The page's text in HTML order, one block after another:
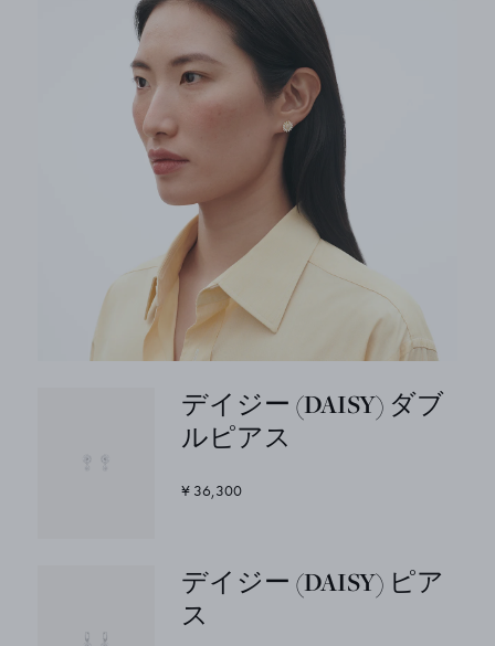
デイジー (DAISY) ダブ
ルピアス
¥ 36,300
デイジー (DAISY) ピア
ス